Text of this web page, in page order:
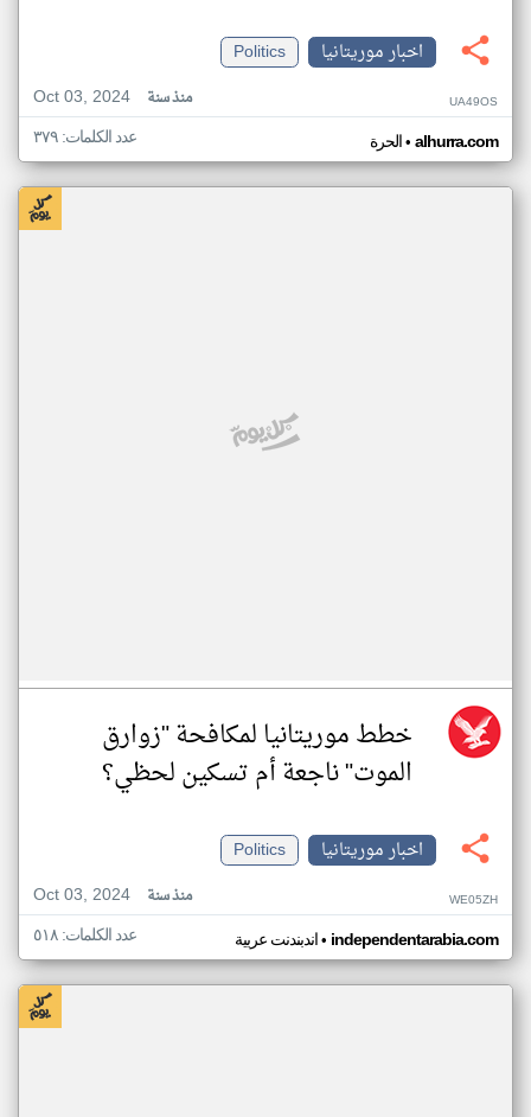
اخبار موريتانيا
Politics
Oct 03, 2024
منذ سنة UA49OS
الحرة• alhurra.com عدد الكلمات: ٣٧٩
خطط موريتانيا لمكافحة "زوارق
الموت" ناجعة أم تسكين لحظي؟
اخبار موريتانيا
Politics
Oct 03, 2024
منذ سنة WE05ZH
اندبندنت عربية• independentarabia.com عدد الكلمات: ٥١٨